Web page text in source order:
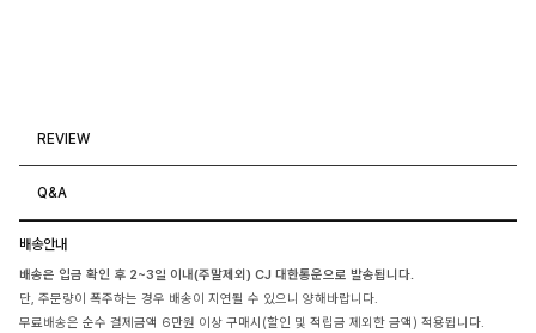
REVIEW
Q&A
배송안내
배송은 입금 확인 후 2~3일 이내(주말제외) CJ 대한통운으로 발송됩니다.
단, 주문량이 폭주하는 경우 배송이 지연될 수 있으니 양해바랍니다.
무료배송은 순수 결제금액 6만원 이상 구매시(할인 및 적립금 제외한 금액) 적용됩니다.